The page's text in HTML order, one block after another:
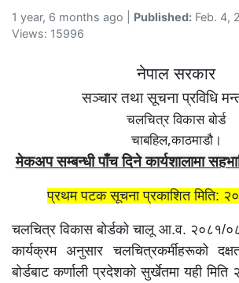
1 year, 6 months ago | Published: Feb. 4,
Views: 15996
नेपाल सरकार
सञ्चार तथा सूचना प्रविधि
चलचित्र विकास बोर्ड
चाबहिल,काठमाडौ।
मेकअप सम्बन्धी पाँच दिने कार्यशालामा
प्रथम पटक सूचना प्रकाशित मिति:
चलचित्र विकास बोर्डको चालू आ.व. २०८१/
कार्यक्रम अनुसार चलचित्रकर्मीहरूको
बोर्डबाट कर्णाली प्रदेशको सुर्खेतमा यही